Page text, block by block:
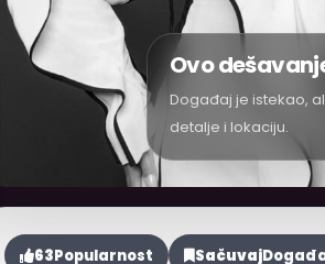
Ovo
Događaj je istekao,
detalje i lokaciju.
63Popularnost Sačuvaj